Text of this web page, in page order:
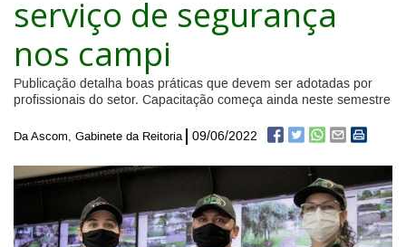
serviço de segurança
nos campi
Publicação detalha boas práticas que devem ser adotadas por
profissionais do setor. Capacitação começa ainda neste semestre
Da Ascom, Gabinete da Reitoria 09/06/2022